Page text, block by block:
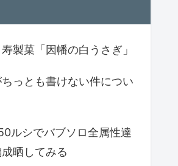
製菓「因幡の白うさぎ」
っとも書けない件につい
ルシでバブソロ全属性達
晒してみる